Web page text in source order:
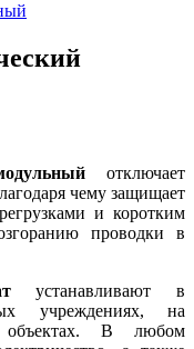
отключает
чему защищает
и коротким
проводки в
устанавливают в
учреждениях, на
объектах. В любом